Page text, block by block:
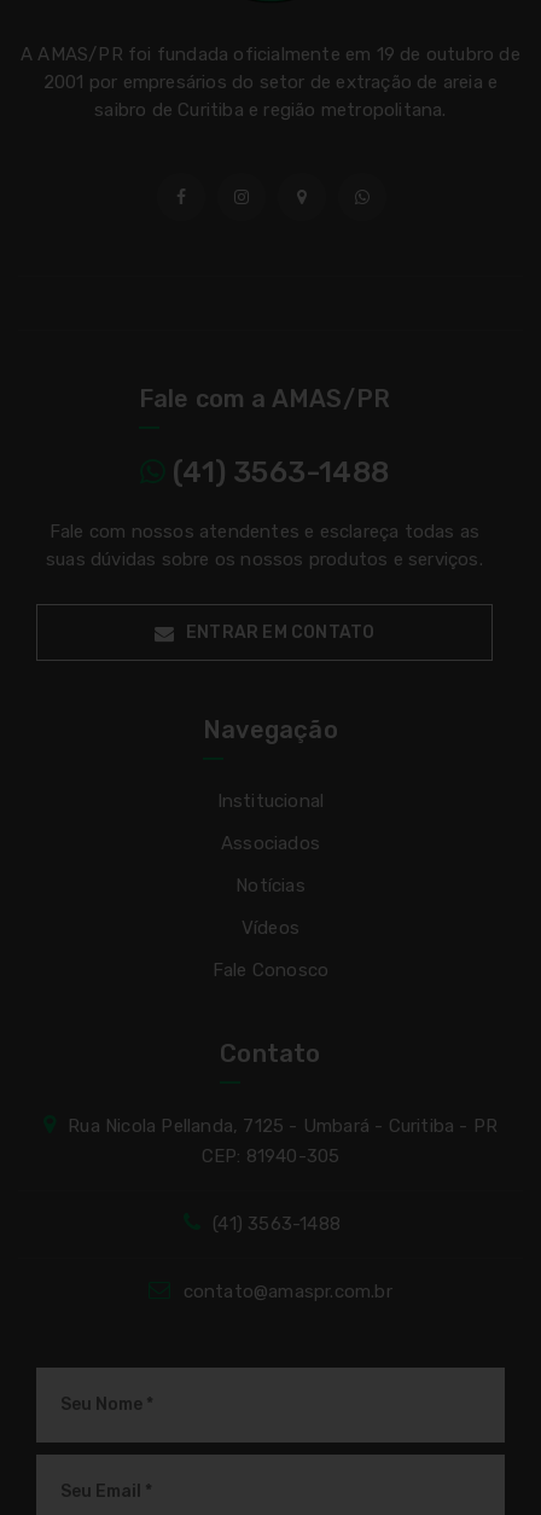
A AMAS/PR foi fundada oficialmente em 19 de outubro de
2001 por empresários do setor de extração de areia e
saibro de Curitiba e região metropolitana.
Fale com a AMAS/PR
(41) 3563-1488
Fale com nossos atendentes e esclareça todas as
suas dúvidas sobre os nossos produtos e serviços.
ENTRAR EM CONTATO
Navegação
Institucional
Associados
Notícias
Vídeos
Fale Conosco
Contato
Rua Nicola Pellanda, 7125 - Umbará - Curitiba - PR
CEP: 81940-305
(41) 3563-1488
contato@amaspr.com.br